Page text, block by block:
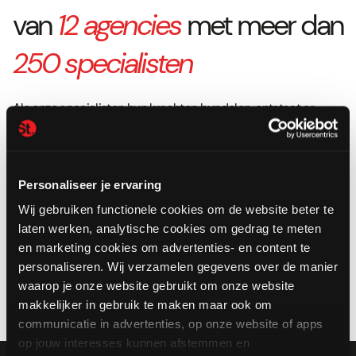
Personaliseer je ervaring
Wij gebruiken functionele cookies om de website beter te
laten werken, analytische cookies om gedrag te meten
en marketing cookies om advertenties- en content te
personaliseren. Wij verzamelen gegevens over de manier
waarop je onze website gebruikt om onze website
makkelijker in gebruik te maken maar ook om
communicatie in advertenties, op onze website of apps
op jouw interesses kunnen afstemmen en
van12 agenciesmet meer dan
250 specialisten
Als onze specialisten hun krachten bundelen, ontstaat er
vuurwerk. We helpen je graag met het definiëren van je vraag
Leer ons kennen